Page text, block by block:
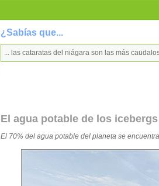
¿Sabías que...
... las cataratas del niágara son las más
El agua potable de los icebergs
El 70% del agua potable del planeta se